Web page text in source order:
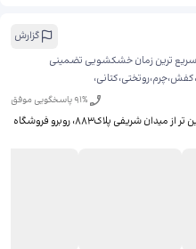
گزارش
خشکشویی دارای جواز کسب سرویس رایگان در سریع ترین زمان خشکشویی تضمینی
91% پاسخگویی موفق
تهران هروی خیابان استادحسن بنا شمالی پایین تر از میدان شریفی پلاک۸۸۳، ​روبرو فروشگاه